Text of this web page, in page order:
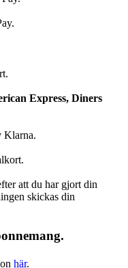
Express, Diners
Klarna.
att du har gjort din
skickas din
här.